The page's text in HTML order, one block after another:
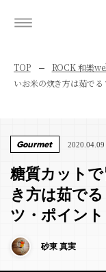
TOP ROCK 和樂
いお米の炊き方は茹で
Gourmet 2020.04.09
糖質カット
き方は茹で
ツ・ポイン
砂東 真実